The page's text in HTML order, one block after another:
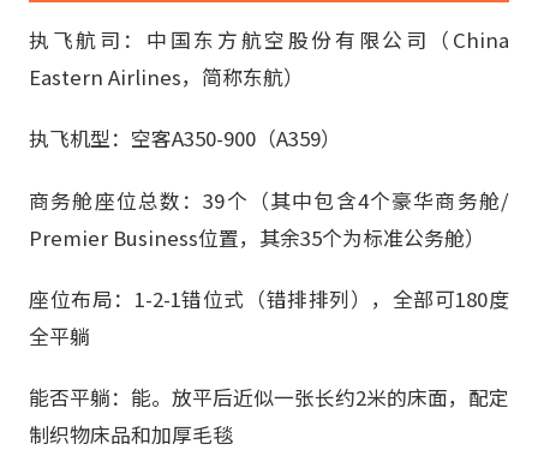
执飞航司：中国东方航空股份有限公司（China
Eastern Airlines，简称东航）
执飞机型：空客A350-900（A359）
商务舱座位总数：39个（其中包含4个豪华商务舱/
Premier Business位置，其余35个为标准公务舱）
座位布局：1-2-1错位式（错排排列），全部可180度
全平躺
能否平躺：能。放平后近似一张长约2米的床面，配定
制织物床品和加厚毛毯